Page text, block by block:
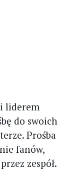
i liderem
do swoich
Prośba
fanów,
zespół.